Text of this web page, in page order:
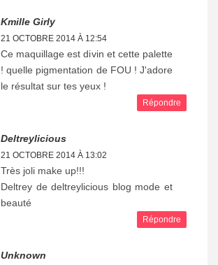
Kmille Girly
21 OCTOBRE 2014 À 12:54
Ce maquillage est divin et cette palette
! quelle pigmentation de FOU ! J'adore
le résultat sur tes yeux !
Répondre
Deltreylicious
21 OCTOBRE 2014 À 13:02
Très joli make up!!!
Deltrey de deltreylicious blog mode et
beauté
Répondre
Unknown